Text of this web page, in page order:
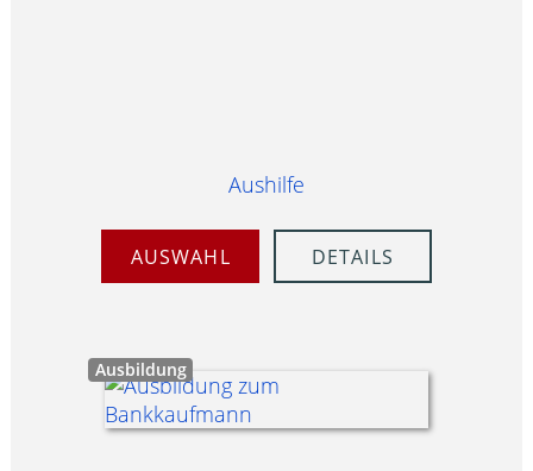
Aushilfe
AUSWAHL DETAILS
Ausbildung